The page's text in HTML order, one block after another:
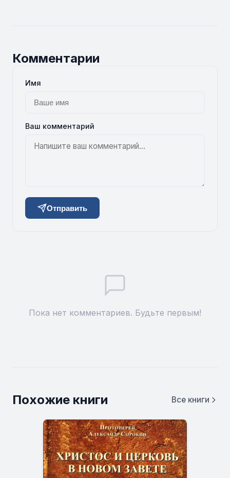
Комментарии
Имя
Ваш комментарий
Отправить
Пока нет комментариев. Будьте первым!
Похожие книги Все книги